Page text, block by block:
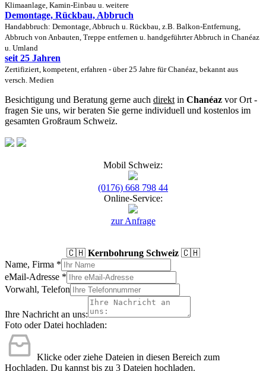
Klimaanlage, Kamin-Einbau u. weitere
Demontage, Rückbau, Abbruch
Handabbruch: Demontage, Abbruch u. Rückbau, z.B. Balkon-Entfernung,
Abbruch von Anbauten, Treppe entfernen u. handgeführter Abbruch in Chanéaz
u. Umland
seit 25 Jahren
Zertifiziert, kompetent, erfahren - über 25 Jahre für Chanéaz, bekannt aus
versch. Medien
Besichtigung und Beratung gerne auch direkt in Chanéaz vor Ort -
fragen Sie uns, wir beraten Sie gerne individuell und kostenlos im
gesamten Großraum Schweiz.
Mobil Schweiz:
(0176) 668 798 44
Online-Service:
zur Anfrage
🇨🇭 Kernbohrung Schweiz🇨🇭
Name, Firma *
eMail-Adresse *
Vorwahl, Telefon
Ihre Nachricht an uns:
Foto oder Datei hochladen:
Klicke oder ziehe Dateien in diesen Bereich zum
Hochladen. Du kannst bis zu 3 Dateien hochladen.